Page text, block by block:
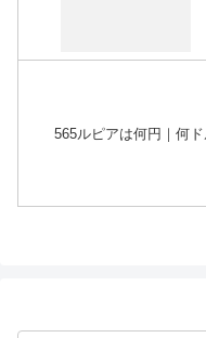
565ルピアは何円｜何